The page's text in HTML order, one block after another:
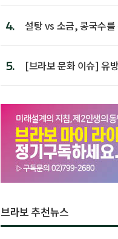
4. 설탕 vs 소금, 콩국수를
5.
[브라보 문화 이슈] 유
브라보 추천뉴스